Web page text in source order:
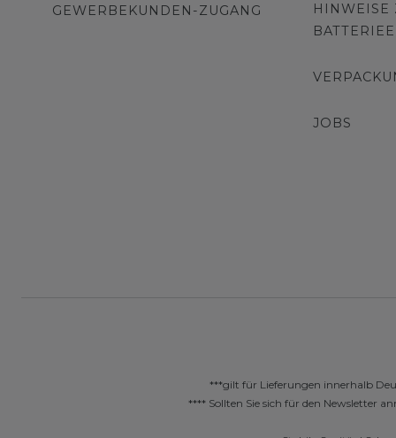
GEWERBEKUNDEN-ZUGANG
HINWEISE
JOBS
***gilt für Lieferungen innerhalb
**** Sollten Sie sich für den Newsletter